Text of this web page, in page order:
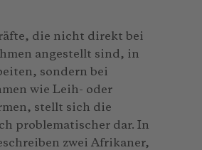
die nicht direkt bei
angestellt sind, in
sondern bei
wie Leih- oder
stellt sich die
problematischer dar. In
zwei Afrikaner,